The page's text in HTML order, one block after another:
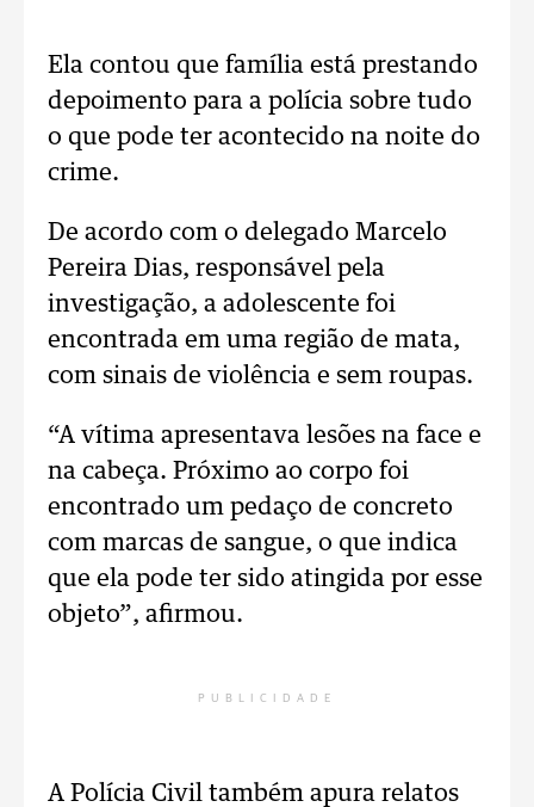
Ela contou que família está prestando
depoimento para a polícia sobre tudo
o que pode ter acontecido na noite do
crime.
De acordo com o delegado Marcelo
Pereira Dias, responsável pela
investigação, a adolescente foi
encontrada em uma região de mata,
com sinais de violência e sem roupas.
“A vítima apresentava lesões na face e
na cabeça. Próximo ao corpo foi
encontrado um pedaço de concreto
com marcas de sangue, o que indica
que ela pode ter sido atingida por esse
objeto”, afirmou.
PUBLICIDADE
A Polícia Civil também apura relatos